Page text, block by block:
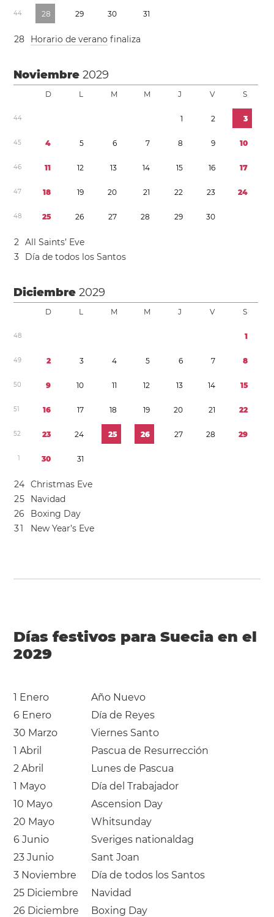
44 28 29 30 31
28 Horario de verano finaliza
Noviembre2029
D L M M J V S
44 1 2 3
45 4 5 6 7 8 9 10
46 11 12 13 14 15 16 17
47 18 19 20 21 22 23 24
48 25 26 27 28 29 30
2 All Saints’ Eve
3
Día de todos los Santos
Diciembre2029
D L M M J V S
48 1
49 2 3 4 5 6 7 8
50 9 10 11 12 13 14 15
51 16 17 18 19 20 21 22
52 23 24 25 26 27 28 29
1 30 31
24 Christmas Eve
25
Navidad
26
Boxing Day
31 New Year’s Eve
Días festivos para Suecia en el
2029
1 Enero
Año Nuevo
6 Enero
Día de Reyes
30 Marzo
Viernes Santo
1 Abril
Pascua de Resurrección
2 Abril
Lunes de Pascua
1 Mayo
Día del Trabajador
10 Mayo
Ascension Day
20 Mayo
Whitsunday
6 Junio
Sveriges nationaldag
23 Junio
Sant Joan
3 Noviembre
Día de todos los Santos
25 Diciembre
Navidad
26 Diciembre
Boxing Day